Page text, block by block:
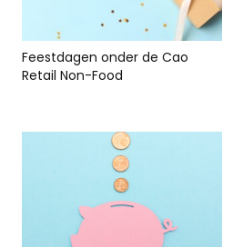
Feestdagen onder de Cao
Retail Non-Food